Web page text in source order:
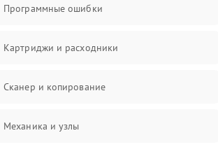
Программные ошибки
Картриджи и расходники
Сканер и копирование
Механика и узлы